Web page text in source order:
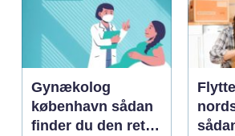
Gynækolog
københavn sådan
finder du den rette